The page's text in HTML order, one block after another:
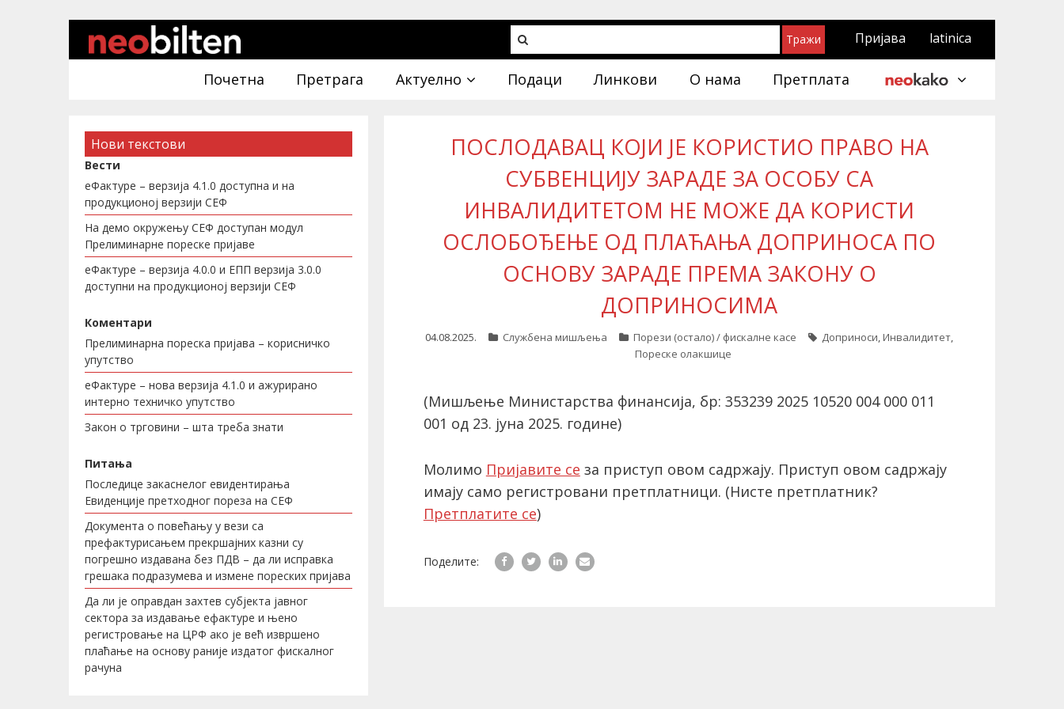
Пријава latinica
Почетна Претрага Актуелно Подаци Линкови О нама Претплата
ПОСЛОДАВАЦ КОЈИ ЈЕ КОРИСТИО ПРАВО НА
СУБВЕНЦИЈУ ЗАРАДЕ ЗА ОСОБУ СА
ИНВАЛИДИТЕТОМ НЕ МОЖЕ ДА КОРИСТИ
ОСЛОБОЂЕЊЕ ОД ПЛАЋАЊА ДОПРИНОСА ПО
ОСНОВУ ЗАРАДЕ ПРЕМА ЗАКОНУ О
ДОПРИНОСИМА
04.08.2025. Службена мишљења Порези (остало) / фискалне касе Доприноси, Инвалидитет,
Пореске олакшице
(Мишљење Министарства финансија, бр: 353239 2025 10520 004 000 011
001 од 23. јуна 2025. године)
Молимо Пријавите се за приступ овом садржају. Приступ овом садржају
имају само регистровани претплатници. (Нисте претплатник?
Претплатите се)
Поделите:
Нови текстови
Вести
еФактуре – верзија 4.1.0 доступна и на
продукционој верзији СЕФ
На демо окружењу СЕФ доступан модул
Прелиминарне пореске пријаве
еФактуре – верзија 4.0.0 и ЕПП верзија 3.0.0
доступни на продукционој верзији СЕФ
Коментари
Прелиминарна пореска пријава – корисничко
упутство
еФактуре – нова верзија 4.1.0 и ажурирано
интерно техничко упутство
Закон о трговини – шта треба знати
Питања
Последице закаснелог евидентирања
Евиденције претходног пореза на СЕФ
Документа о повећању у вези са
префактурисањем прекршајних казни су
погрешно издавана без ПДВ – да ли исправка
грешака подразумева и измене пореских пријава
Да ли је оправдан захтев субјекта јавног
сектора за издавање ефактуре и њено
регистровање на ЦРФ ако је већ извршено
плаћање на основу раније издатог фискалног
рачуна